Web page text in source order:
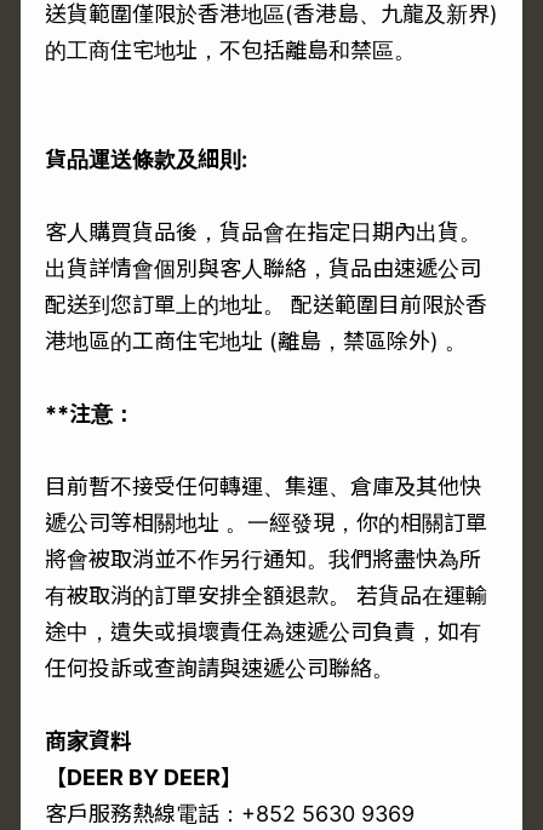
送貨範圍僅限於香港地區(香港島、九龍及新界)
的工商住宅地址，不包括離島和禁區。
貨品運送條款及細則:
客人購買貨品後，貨品會在指定日期內出貨。
出貨詳情會個別與客人聯絡，貨品由速遞公司
配送到您訂單上的地址。 配送範圍目前限於香
港地區的工商住宅地址 (離島，禁區除外) 。
**注意：
目前暫不接受任何轉運、集運、倉庫及其他快
遞公司等相關地址 。一經發現，你的相關訂單
將會被取消並不作另行通知。我們將盡快為所
有被取消的訂單安排全額退款。 若貨品在運輸
途中，遺失或損壞責任為速遞公司負責，如有
任何投訴或查詢請與速遞公司聯絡。
商家資料
【DEER BY DEER】
客戶服務熱線電話：+852 5630 9369